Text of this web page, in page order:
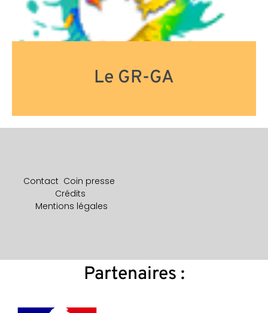
Le GR-GA
Contact Coin presse
Crédits
Mentions légales
Partenaires :